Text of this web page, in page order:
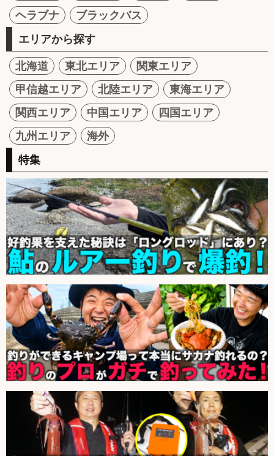
ヘラブナ
ブラックバス
エリアから探す
北海道 東北エリア
関東エリア
甲信越エリア
北陸エリア
東海エリア
関西エリア
中国エリア
四国エリア
九州エリア
海外
特集